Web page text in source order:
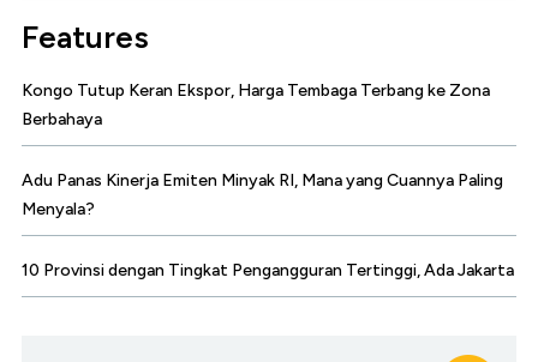
Features
Kongo Tutup Keran Ekspor, Harga Tembaga Terbang ke Zona
Berbahaya
Adu Panas Kinerja Emiten Minyak RI, Mana yang Cuannya Paling
Menyala?
10 Provinsi dengan Tingkat Pengangguran Tertinggi, Ada Jakarta